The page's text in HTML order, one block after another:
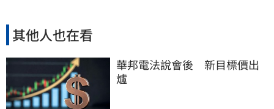
其他人也在看
華邦電法說會後 新目標價出
爐